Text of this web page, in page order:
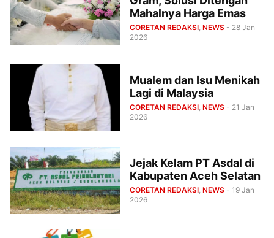
Mahalnya Harga Emas
CORETAN REDAKSI, NEWS - 28 Jan
2026
Mualem dan Isu Menikah
Lagi di Malaysia
CORETAN REDAKSI NEWS - 21 Jan
2026
Jejak Kelam PT Asdal di
Kabupaten Aceh Selatan
CORETAN REDAKSI NEWS - 19 Jan
2026